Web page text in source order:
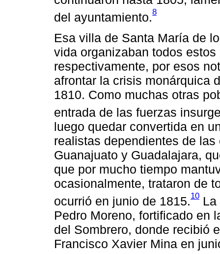
del ayuntamiento.8
Esa villa de Santa María de
vida organizaban todos estos
respectivamente, por esos
afrontar la crisis monárquica
1810. Como muchas otras
entrada de las fuerzas
luego quedar convertida en
realistas dependientes de
Guanajuato y Guadalajara,
que por mucho tiempo
ocasionalmente, trataron de
ocurrió en junio de 1815.10
Pedro Moreno, fortificado en
del Sombrero, donde recibió
Francisco Xavier Mina en